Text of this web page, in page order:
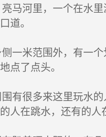
马河里，一个在水里
道。
一米范围外，有一个
点了点头。
有很多来这里玩水的
人在跳水，还有的人